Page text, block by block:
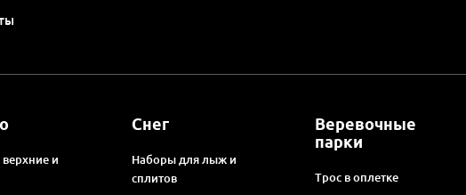
и
Снег
Наборы для лыж и
сплитов
Веревочные
парки
Трос в оплетке